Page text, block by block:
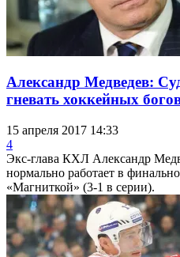
Александр Медведев:
гневать хоккейных
15 апреля 2017 14:33
4
Экс-глава КХЛ Александр
нормально работает в
«Магниткой» (3-1 в серии).